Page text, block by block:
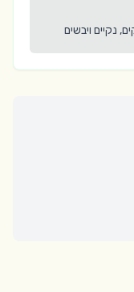
נקיים ויבשים